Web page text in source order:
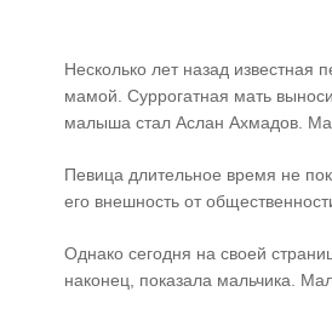
Несколько лет назад известная
мамой. Суррогатная мать
малыша стал Аслан Ахмадов.
Певица длительное время не
его внешность от
Однако сегодня на своей
наконец, показала мальчика.